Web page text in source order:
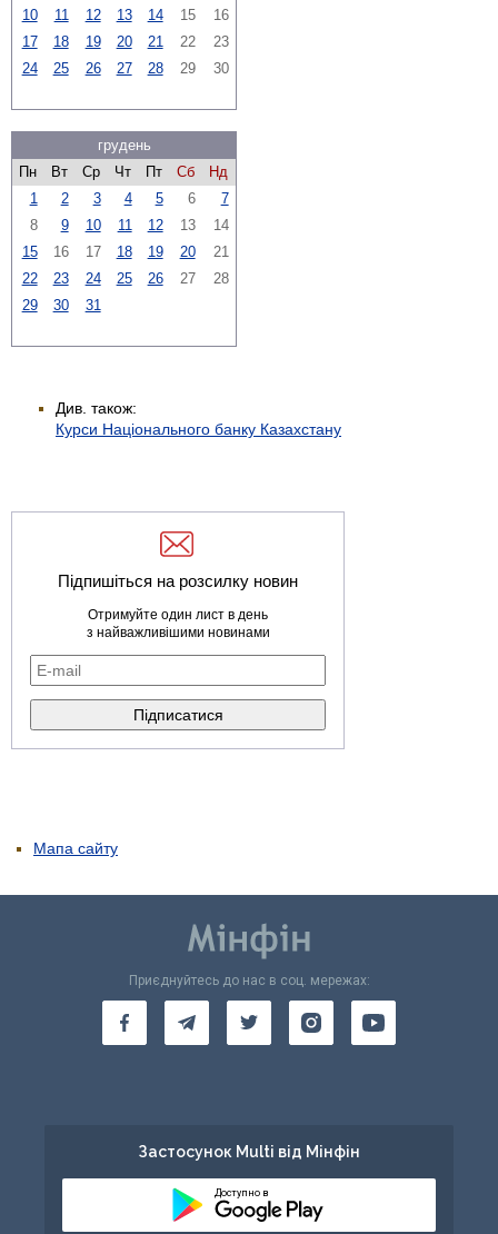
10
11 12 13 14 15
16
17
18 19 20 21 22
23
24
25 26 27 28 29 30
грудень
Пн
Вт Ср Чт Пт Сб
Нд
1
2 3 4 5 6
7
8
9 10 11 12 13
14
15
16 17 18 19 20
21
22
23 24 25 26 27
28
29
30 31
Див. також:
Курси Національного банку Казахстану
Підпишіться на розсилку новин
Отримуйте один лист в день
з найважливішими новинами
Мапа сайту
Приєднуйтесь до нас в соц. мережах:
Застосунок Multi від Мінфін
Доступно в